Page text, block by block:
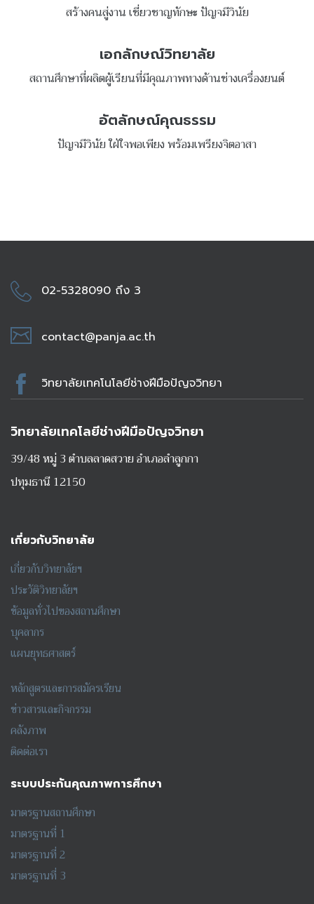
สร้างคนสู่งาน เชี่ยวชาญทักษะ ปัญจมีวินัย
เอกลักษณ์วิทยาลัย
สถานศึกษาที่ผลิตผู้เรียนที่มีคุณภาพทางด้านช่างเครื่องยนต์
อัตลักษณ์คุณธรรม
ปัญจมีวินัย ใฝ่ใจพอเพียง พร้อมเพรียงจิตอาสา
02-5328090 ถึง 3
contact@panja.ac.th
วิทยาลัยเทคโนโลยีช่างฝีมือปัญจวิทยา
วิทยาลัยเทคโลยีช่างฝีมือปัญจวิทยา
39/48 หมู่ 3 ตำบลลาดสวาย อำเภอลำลูกกา
ปทุมธานี 12150
เกี่ยวกับวิทยาลัย
เกี่ยวกับวิทยาลัยฯ
ประวัติวิทยาลัยฯ
ข้อมูลทั่วไปของสถานศึกษา
บุคลากร
แผนยุทธศาสตร์
หลักสูตรและการสมัครเรียน
ข่าวสารและกิจกรรม
คลังภาพ
ติดต่อเรา
ระบบประกันคุณภาพการศึกษา
มาตรฐานสถานศึกษา
มาตรฐานที่ 1
มาตรฐานที่ 2
มาตรฐานที่ 3